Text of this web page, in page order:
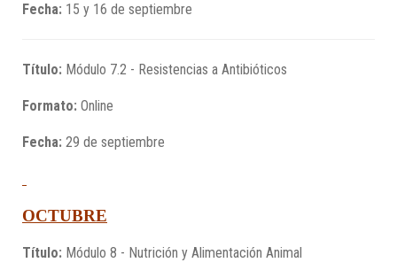
Fecha: 15 y 16 de septiembre
Título: Módulo 7.2 - Resistencias a Antibióticos
Formato: Online
Fecha: 29 de septiembre
OCTUBRE
Título: Módulo 8 - Nutrición y Alimentación Animal